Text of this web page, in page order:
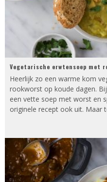
Vegetarische erwtensoep met
Heerlijk zo een warme kom
rookworst op koude dagen.
een vette soep met worst en
originele recept ook uit. Maar